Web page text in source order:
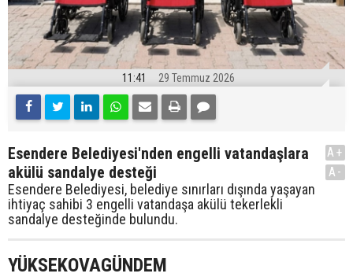
11:41 29 Temmuz 2026
Esendere Belediyesi'nden engelli vatandaşlara
akülü sandalye desteği
Esendere Belediyesi, belediye sınırları dışında yaşayan
ihtiyaç sahibi 3 engelli vatandaşa akülü tekerlekli
sandalye desteğinde bulundu.
A+
A-
YÜKSEKOVAGÜNDEM